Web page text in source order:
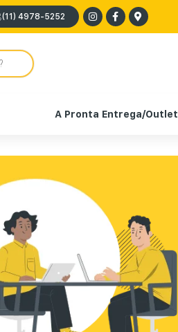
(11) 4978-5252
A Pronta Entrega/Outlet